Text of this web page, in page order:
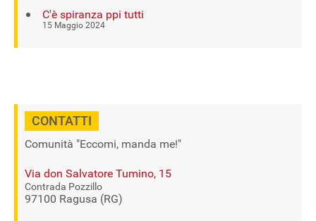
C'è spiranza ppi tutti
15 Maggio 2024
CONTATTI
Comunità "Eccomi, manda me!"
Via don Salvatore Tumino, 15
Contrada Pozzillo
97100 Ragusa (RG)